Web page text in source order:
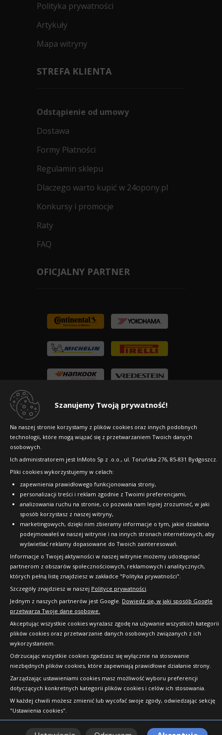
Szanujemy Twoją prywatność!
Na naszej stronie korzystamy z plików cookies oraz innych podobnych
technologii, które mogą wiązać się z przetwarzaniem Twoich danych
osobowych.
Ich administratorem jest InMoto Sp z .o.o., ul. Toruńska 276, 85-831 Bydgoszcz.
Pliki cookies wykorzystujemy w celach:
zapewnienia prawidłowego funkcjonowania strony,
personalizacji treści i reklam zgodnie z Twoimi preferencjami,
analizowania ruchu na stronie, co pozwala nam lepiej zrozumieć, w jaki
sposób korzystasz z naszej witryny,
marketingowych, dzięki nim zbieramy informacje o tym, jakie działania
podejmowałeś w naszej witrynie i na innych stronach internetowych, aby
wyświetlać reklamy dopasowane do Twoich zainteresowań.
Informacje o Twojej aktywności w naszej witrynie możemy udostępniać
partnerom z obszarów społecznościowych, reklamowych i analitycznych,
których pełną listę znajdziesz w zakładce "Polityka prywatności".
Szczegóły znajdziesz w naszej Polityce prywatności.
Jednym z naszych partnerów jest Google. Dowiedz się, w jaki sposób Google
przetwarza Twoje dane osobowe.
Akceptując wszystkie cookies wyrażasz zgodę na używanie wszystkich kategorii
plików cookies oraz przetwarzanie danych osobowych związanych z ich
wykorzystaniem.
Odrzucając wszystkie cookies zgadzasz się wyłącznie na stosowanie
niezbędnych plików cookies, które zapewniają prawidłowe działanie strony.
Zarządzając ustawieniami cookies masz możliwość wyboru preferencji
dotyczących konkretnych kategorii plików cookies i celów ich stosowania.
W każdej chwili możesz zmienić lub wycofać swoje zgody, odwiedzając sekcję
"Ustawienia cookies".
Polityka prywatności
Artykuły
Mapa witryny
STREFA KLIENTA
Odstąpienie od umowy
Dostawa
Formy Płatności
Regulamin sklepu
Dlaczego warto kupić w 24opony.pl
Konkursy i promocje
Raty
FAQ
OFICJALNY PARTNER
Copyright © 2010-2026 24opony.pl. Wszelkie
prawa zastrzeżone.